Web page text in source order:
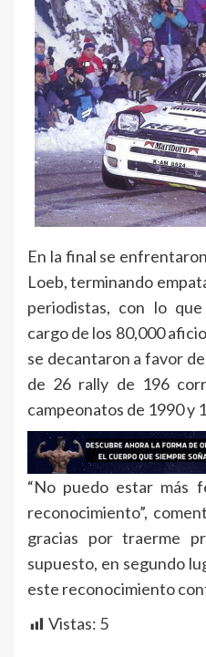
En la final se
Loeb, terminando
periodistas, con lo
cargo de los 80,000
se decantaron a favor
de 26 rally de 196
campeonatos de 1990 y
“No puedo estar más
reconocimiento”,
gracias por traerme
supuesto, en segundo
este reconocimiento
Vistas: 5